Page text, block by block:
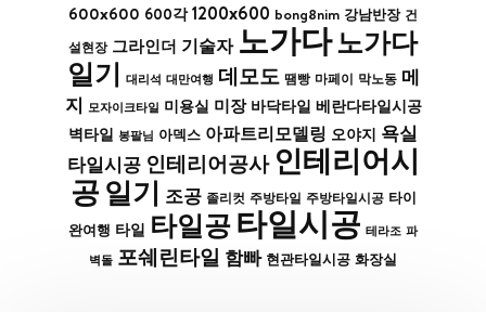
600x600 600각 1200x600 bong8nim 강남반장 건
설현장 그라인더 기술자 노가다노가다
일기 대리석 대만여행 데모도 땜빵 마페이 막노동 메
지 모자이크타일 미용실 미장 바닥타일 베란다타일시공
벽타일 봉팔님 아덱스 아파트리모델링 오야지 욕실
타일시공 인테리어공사 인테리어시
공 일기 조공 졸리컷 주방타일 주방타일시공 타이
완여행 타일 타일공타일시공 테라조 파
벽돌 포쉐린타일 함빠 현관타일시공 화장실